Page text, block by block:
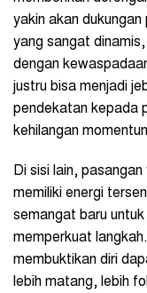
yakin akan
yang sangat
dengan
justru bisa menjadi
pendekatan kepada
kehilangan
Di sisi lain,
memiliki energi
semangat baru
memperkuat
membuktikan diri
lebih matang, lebih